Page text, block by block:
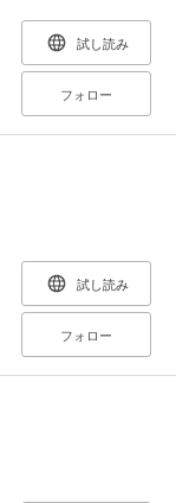
試し読み
フォロー
試し読み
フォロー